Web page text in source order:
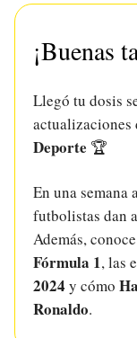
¡Buenas
Llegó tu dosis
Deporte 🏆
En una
futbolistas dan
Además,
Fórmula 1, las
2024 y cómo
Ronaldo.